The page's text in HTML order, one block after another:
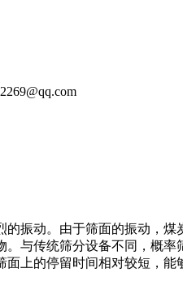
振动。由于筛面的振动，
与传统筛分设备不同，概
上的停留时间相对较短，